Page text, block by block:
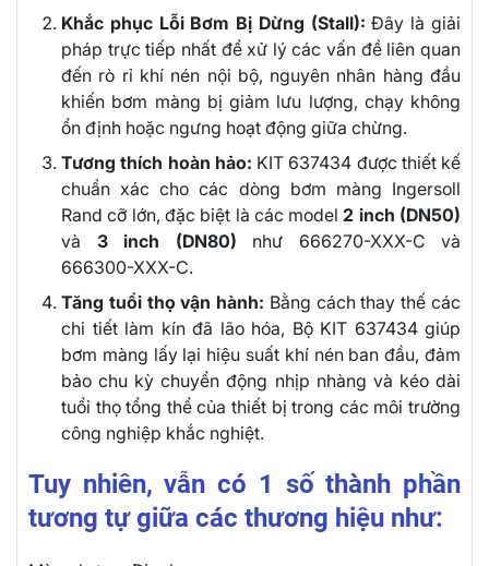
Khắc phục Lỗi Bơm Bị Dừng (Stall): Đây là giải
pháp trực tiếp nhất để xử lý các vấn đề liên quan
đến rò rỉ khí nén nội bộ, nguyên nhân hàng đầu
khiến bơm màng bị giảm lưu lượng, chạy không
ổn định hoặc ngưng hoạt động giữa chừng.
Tương thích hoàn hảo: KIT 637434 được thiết kế
chuẩn xác cho các dòng bơm màng Ingersoll
Rand cỡ lớn, đặc biệt là các model2 inch (DN50)
và 3 inch (DN80) như 666270-XXX-C và
666300-XXX-C.
Tăng tuổi thọ vận hành: Bằng cách thay thế các
chi tiết làm kín đã lão hóa, Bộ KIT 637434 giúp
bơm màng lấy lại hiệu suất khí nén ban đầu, đảm
bảo chu kỳ chuyển động nhịp nhàng và kéo dài
tuổi thọ tổng thể của thiết bị trong các môi trường
công nghiệp khắc nghiệt.
Tuy nhiên, vẫn có 1 số thành phần
tương tự giữa các thương hiệu như: